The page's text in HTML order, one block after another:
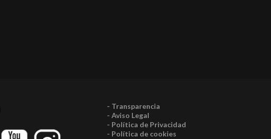
- Transparencia
- Aviso Legal
- Política de Privacidad
- Política de cookies